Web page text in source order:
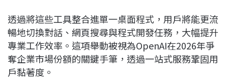
透過將這些工具整合進單一桌面程式，用戶將能更流
暢地切換對話、網頁搜尋與程式開發任務，大幅提升
專業工作效率。這項舉動被視為OpenAI在2026年爭
奪企業市場份額的關鍵手筆，透過一站式服務鞏固用
戶黏著度。